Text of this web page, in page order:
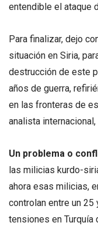
entendible el ataque
Para finalizar, dejo
situación en Siria,
destrucción de este
años de guerra,
en las fronteras de
analista
Un problema o
las milicias kurdo-
ahora esas milicias,
controlan entre un 25
tensiones en Turquía